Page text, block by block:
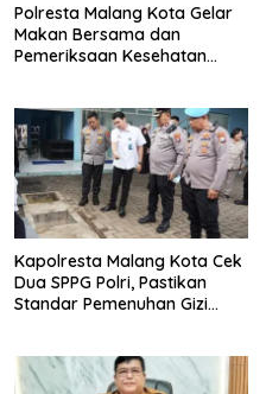
Polresta Malang Kota Gelar
Makan Bersama dan
Pemeriksaan Kesehatan
Kapolresta Malang Kota Cek
Dua SPPG Polri, Pastikan
Standar Pemenuhan Gizi